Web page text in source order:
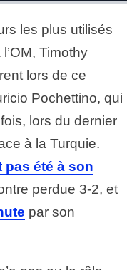
les plus utilisés
Timothy
lors de ce
Pochettino, qui
lors du dernier
à la Turquie.
pas été à son
perdue 3-2, et
par son